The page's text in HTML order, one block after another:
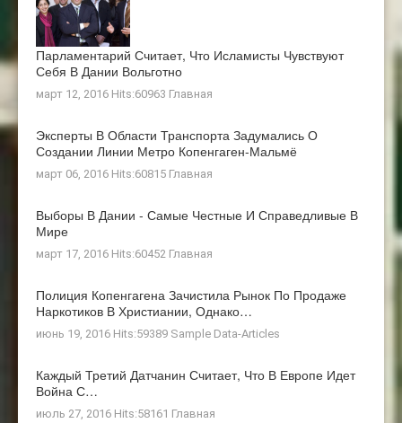
Парламентарий Считает, Что Исламисты Чувствуют
Себя В Дании Вольготно
март 12, 2016 Hits:60963 Главная
Эксперты В Области Транспорта Задумались О
Создании Линии Метро Копенгаген-Мальмё
март 06, 2016 Hits:60815 Главная
Выборы В Дании - Самые Честные И Справедливые В
Мире
март 17, 2016 Hits:60452 Главная
Полиция Копенгагена Зачистила Рынок По Продаже
Наркотиков В Христиании, Однако…
июнь 19, 2016 Hits:59389 Sample Data-Articles
Каждый Третий Датчанин Считает, Что В Европе Идет
Война С…
июль 27, 2016 Hits:58161 Главная